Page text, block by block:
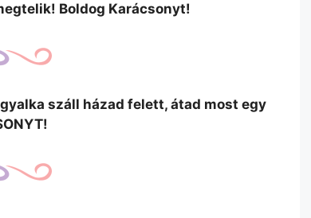
Boldog Karácsonyt!
száll házad felett, átad most egy